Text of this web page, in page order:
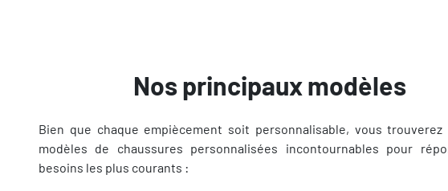
Nos principaux modèles
Bien que chaque empiècement soit personnalisable, vous trouverez
modèles de chaussures personnalisées incontournables pour
besoins les plus courants :